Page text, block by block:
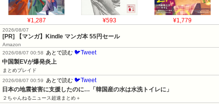
¥1,287 ¥593 ¥1,779
2026/08/07
[PR] 【マンガ】Kindle マンガ本 55円セール
Amazon
2026/08/07 00:58
あとで読む 🐦Tweet
中国製EVが爆発炎上
まとめブレイド
2026/08/07 00:59
あとで読む 🐦Tweet
日本の地震被害に支援したのに…「韓国産の水は水洗トイレに」
２ちゃんねるニュース超速まとめ＋